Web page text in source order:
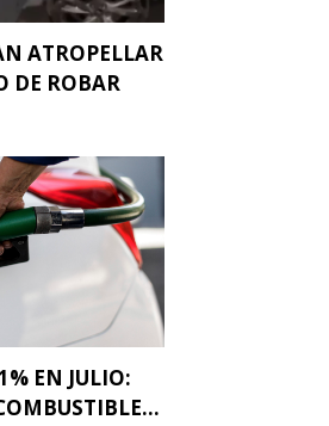
ATROPELLAR
DE ROBAR
EN JULIO: